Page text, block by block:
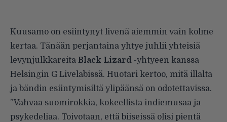
Kuusamo on esiintynyt livenä aiemmin vain kolme
kertaa. Tänään perjantaina yhtye juhlii yhteisiä
levynjulkkareita Black Lizard -yhtyeen kanssa
Helsingin G Livelabissä. Huotari kertoo, mitä illalta
ja bändin esiintymisiltä ylipäänsä on odotettavissa.
”Vahvaa suomirokkia, kokeellista indiemusaa ja
psykedeliaa. Toivotaan, että biiseissä olisi pientä